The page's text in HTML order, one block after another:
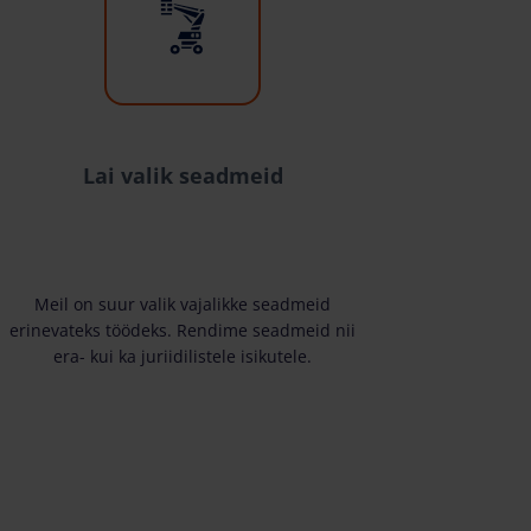
Lai valik seadmeid
Meil on suur valik vajalikke seadmeid
erinevateks töödeks. Rendime seadmeid nii
era- kui ka juriidilistele isikutele.